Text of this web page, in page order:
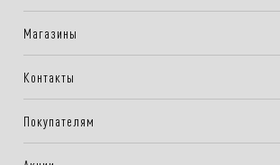
Магазины
Контакты
Покупателям